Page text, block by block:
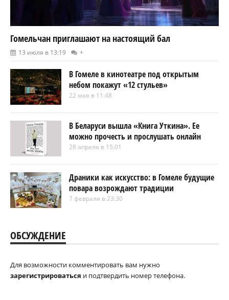
Гомельчан приглашают на настоящий бал
13 июля в 13:19 +
В Гомеле в кинотеатре под открытым
небом покажут «12 стульев»
22 мая в 11:48
В Беларуси вышла «Книга Уткина». Ее
можно прочесть и прослушать онлайн
28 апреля в 15:01
Драники как искусство: в Гомеле будущие
повара возрождают традиции
7 февраля в 23:30
ОБСУЖДЕНИЕ
Для возможности комментировать вам нужно
зарегистрироваться и подтвердить номер телефона.